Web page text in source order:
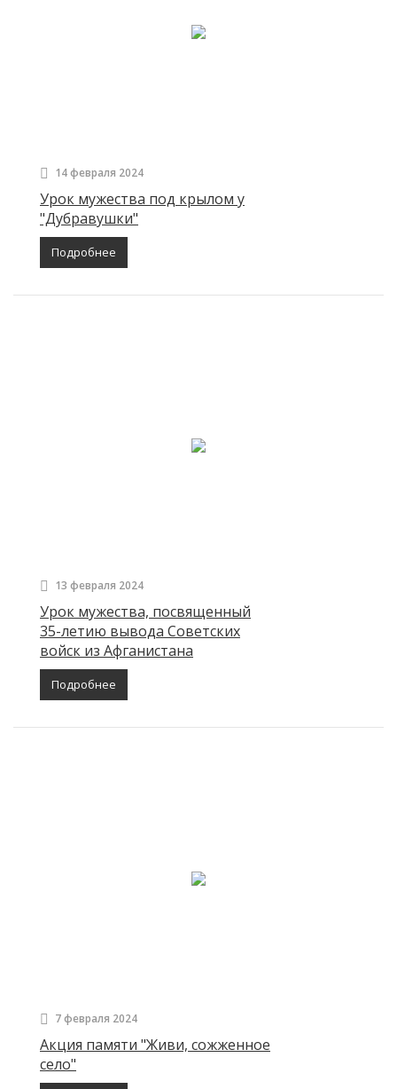
14 февраля 2024
Урок мужества под крылом у
"Дубравушки"
Подробнее
13 февраля 2024
Урок мужества, посвященный
35-летию вывода Советских
войск из Афганистана
Подробнее
7 февраля 2024
Акция памяти "Живи, сожженное
село"